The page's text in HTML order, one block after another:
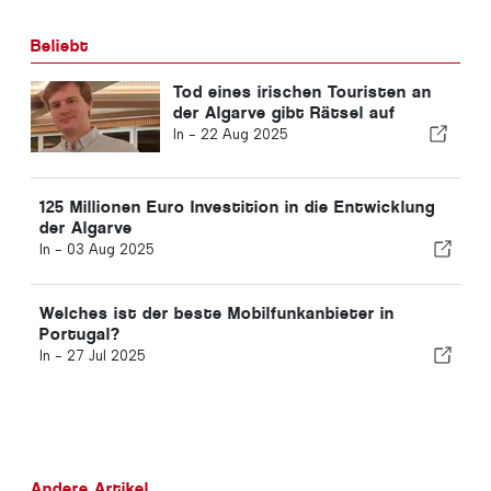
Beliebt
Tod eines irischen Touristen an
der Algarve gibt Rätsel auf
In - 22 Aug 2025
125 Millionen Euro Investition in die Entwicklung
der Algarve
In - 03 Aug 2025
Welches ist der beste Mobilfunkanbieter in
Portugal?
In - 27 Jul 2025